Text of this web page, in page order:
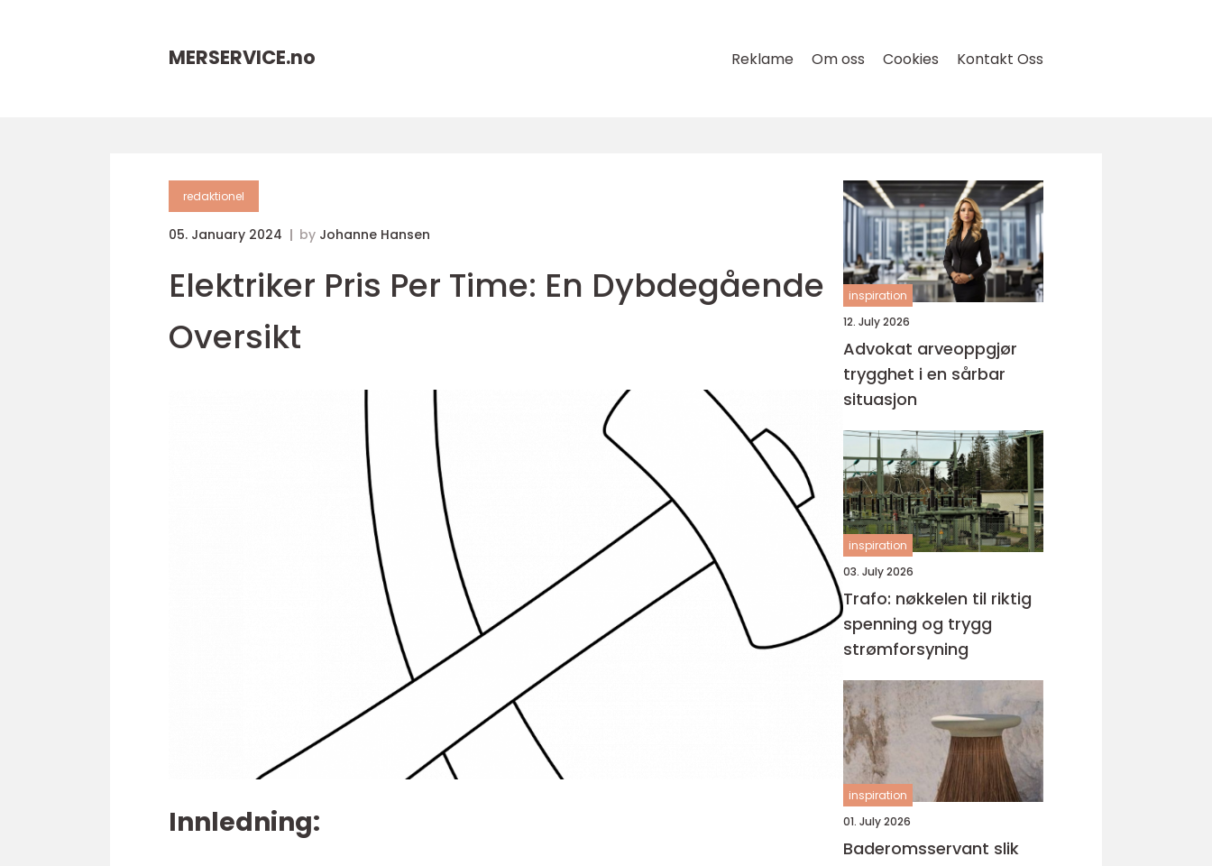
MERSERVICE.no Reklame Om oss Cookies Kontakt Oss
redaktionel
05. January 2024 by Johanne Hansen
Elektriker Pris Per Time: En Dybdegående
Oversikt
Innledning:
inspiration
12. July 2026
Advokat arveoppgjør
trygghet i en sårbar
situasjon
inspiration
03. July 2026
Trafo: nøkkelen til riktig
spenning og trygg
strømforsyning
inspiration
01. July 2026
Baderomsservant slik